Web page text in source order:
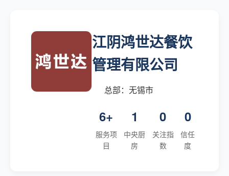
江阴鸿世达餐饮
管理有限公司
总部：无锡市
6+
服务项
目
1
中央厨
房
0
关注指
数
0
信任
度